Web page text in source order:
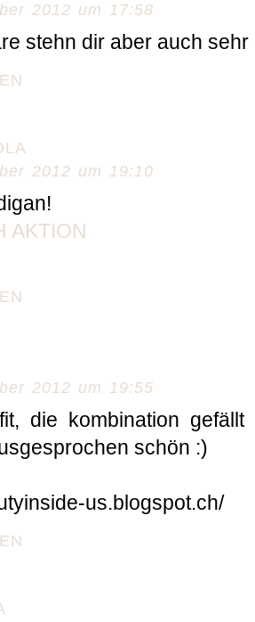
2012 um 17:58
stehn dir aber auch sehr
2012 um 19:10
AKTION
2012 um 19:55
die kombination
schön :)
us.blogspot.ch/